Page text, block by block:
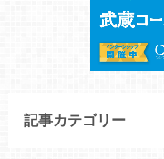
記事カテゴリー